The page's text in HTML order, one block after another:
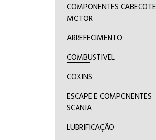
COMPONENTES CABECOTE
MOTOR
ARREFECIMENTO
COMBUSTIVEL
COXINS
ESCAPE E COMPONENTES
SCANIA
LUBRIFICAÇÃO